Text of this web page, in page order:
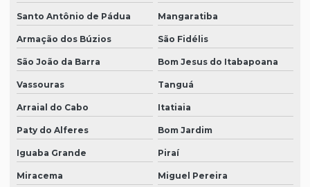
Santo Antônio de Pádua Mangaratiba
Armação dos Búzios São Fidélis
São João da Barra Bom Jesus do Itabapoana
Vassouras Tanguá
Arraial do Cabo Itatiaia
Paty do Alferes Bom Jardim
Iguaba Grande Piraí
Miracema Miguel Pereira